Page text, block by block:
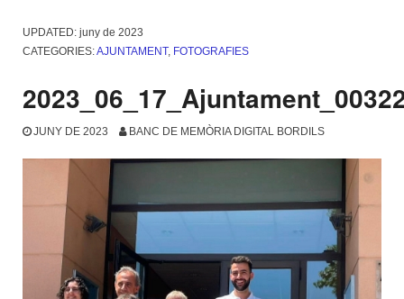
UPDATED: juny de 2023
CATEGORIES:AJUNTAMENT, FOTOGRAFIES
JUNY DE 2023 BANC DE MEMÒRIA DIGITAL BORDILS